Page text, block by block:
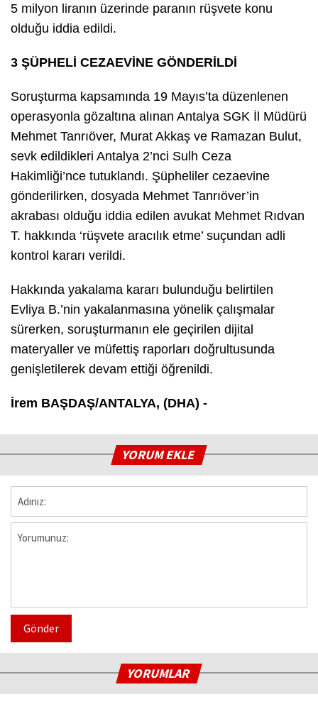
5 milyon liranın üzerinde paranın rüşvete konu
olduğu iddia edildi.
3 ŞÜPHELİ CEZAEVİNE GÖNDERİLDİ
Soruşturma kapsamında 19 Mayıs’ta düzenlenen
operasyonla gözaltına alınan Antalya SGK İl Müdürü
Mehmet Tanrıöver, Murat Akkaş ve Ramazan Bulut,
sevk edildikleri Antalya 2’nci Sulh Ceza
Hakimliği’nce tutuklandı. Şüpheliler cezaevine
gönderilirken, dosyada Mehmet Tanrıöver’in
akrabası olduğu iddia edilen avukat Mehmet Rıdvan
T. hakkında ‘rüşvete aracılık etme’ suçundan adli
kontrol kararı verildi.
Hakkında yakalama kararı bulunduğu belirtilen
Evliya B.’nin yakalanmasına yönelik çalışmalar
sürerken, soruşturmanın ele geçirilen dijital
materyaller ve müfettiş raporları doğrultusunda
genişletilerek devam ettiği öğrenildi.
İrem BAŞDAŞ/ANTALYA, (DHA) -
YORUM EKLE
Gönder
YORUMLAR